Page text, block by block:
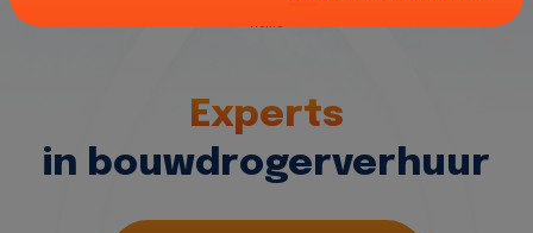
Home
Experts
in bouwdrogerverhuur